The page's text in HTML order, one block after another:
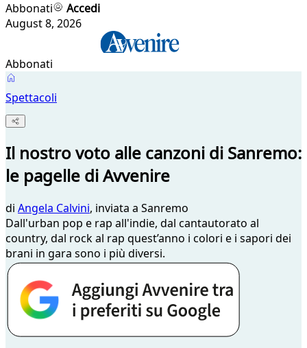
Abbonati
Accedi
August 8, 2026
Abbonati
Spettacoli
Il nostro voto alle canzoni di Sanremo:
le pagelle di Avvenire
di Angela Calvini, inviata a Sanremo
Dall'urban pop e rap all'indie, dal cantautorato al
country, dal rock al rap quest’anno i colori e i sapori dei
brani in gara sono i più diversi.